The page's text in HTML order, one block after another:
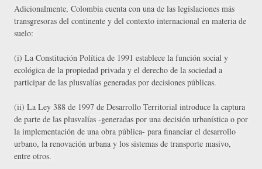
Adicionalmente, Colombia cuenta con una de las legislaciones más
transgresoras del continente y del contexto internacional en materia de
suelo:
(i) La Constitución Política de 1991 establece la función social y
ecológica de la propiedad privada y el derecho de la sociedad a
participar de las plusvalías generadas por decisiones públicas.
(ii) La Ley 388 de 1997 de Desarrollo Territorial introduce la captura
de parte de las plusvalías -generadas por una decisión urbanística o por
la implementación de una obra pública- para financiar el desarrollo
urbano, la renovación urbana y los sistemas de transporte masivo,
entre otros.